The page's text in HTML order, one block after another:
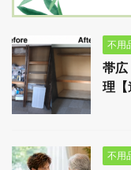
不用
帯広
理【
不用